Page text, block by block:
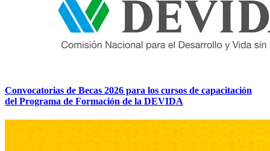
Convocatorias de Becas 2026 para los cursos de capacitación
del Programa de Formación de la DEVIDA